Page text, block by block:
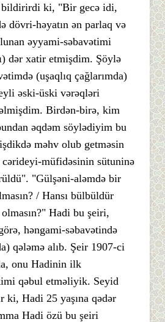
bildirirdi ki, "Bir gecə idi,
dövri-həyatın ən parlaq və
əyyami-səbavətimi
dər xatir etmişdim. Şöylə
(uşaqlıq çağlarımda)
əski-üski vərəqləri
Birdən-birə, kim
əqdəm söylədiyim bu
məhv olub getməsin
müfidəsinin sütuninə
"Gülşəni-aləmdə bir
/ Hansı bülbüldür
Hadi bu şeiri,
həngami-səbavətində
qələmə alıb. Şeir 1907-ci
onu Hadinin ilk
qəbul etməliyik. Seyid
ki, Hadi 25 yaşına qədər
Hadi özü bu şeiri